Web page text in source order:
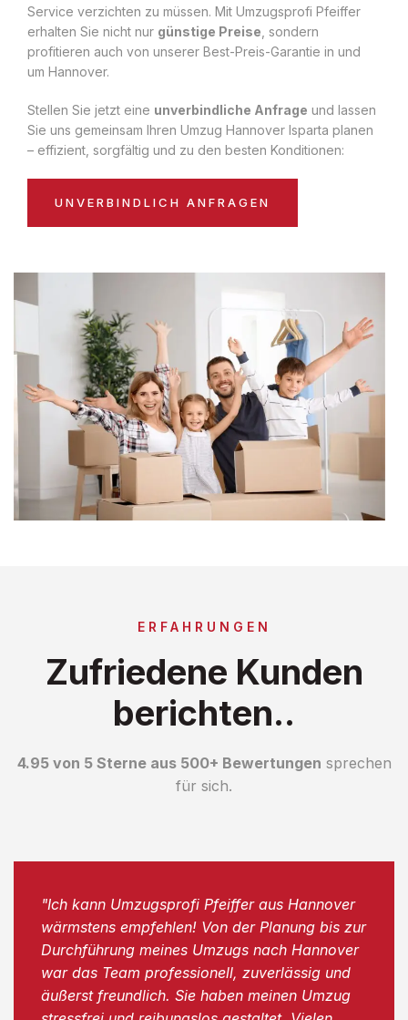
Service verzichten zu müssen. Mit Umzugsprofi Pfeiffer
erhalten Sie nicht nur günstige Preise , sondern
profitieren auch von unserer Best-Preis-Garantie in und
um Hannover.
Stellen Sie jetzt eine unverbindliche Anfrage und lassen
Sie uns gemeinsam Ihren Umzug Hannover Isparta planen
– effizient, sorgfältig und zu den besten Konditionen:
UNVERBINDLICH ANFRAGEN
ERFAHRUNGEN
Zufriedene Kunden
berichten..
4.95 von 5 Sterne aus 500+ Bewertungen sprechen
für sich.
"Ich kann Umzugsprofi Pfeiffer aus Hannover
wärmstens empfehlen! Von der Planung bis zur
Durchführung meines Umzugs nach Hannover
war das Team professionell, zuverlässig und
äußerst freundlich. Sie haben meinen Umzug